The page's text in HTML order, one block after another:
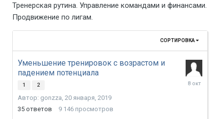
Тренерская рутина. Управление командами и финансами.
Продвижение по лигам.
СОРТИРОВКА
Уменьшение тренировок с возрастом и
падением потенциала
1 2
Автор: gonzza, 20 января, 2019
35 ответов 9 146 просмотров
8